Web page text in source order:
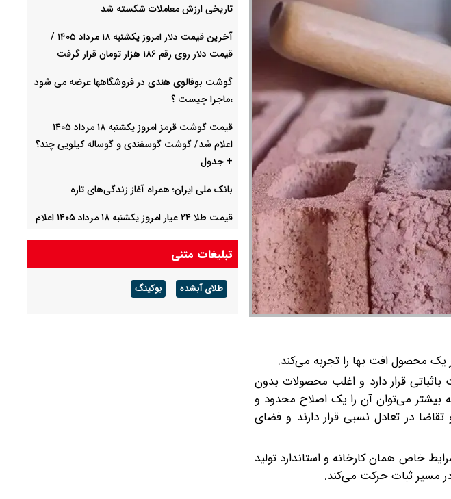
مجموع در وضعیت باثباتی قرار دارد و اغلب محصولات بدون
مشخص افت حدود ۲۰۰۰ تومانی ثبت شده که بیشتر می‌توان آن را یک اصلاح محدود و
در تعادل نسبی قرار دارند و فضای
خاص همان کارخانه و استاندارد تولید
در مسیر ثبات حرکت می‌کند.
تاریخی ارزش معاملات شکسته شد
آخرین قیمت دلار امروز یکشنبه ۱۸ مرداد ۱۴۰۵ /
قیمت دلار روی رقم ۱۸۶ هزار تومان قرار گرفت
گوشت بوفالوی هندی در فروشگاهها عرضه می شود
،ماجرا چیست ؟
قیمت گوشت قرمز امروز یکشنبه ۱۸ مرداد ۱۴۰۵
اعلام شد/ گوشت گوسفندی و گوساله کیلویی چند؟
+ جدول
بانک ملی ایران؛ همراه آغاز زندگی‌های تازه
قیمت طلا ۲۴ عیار امروز یکشنبه ۱۸ مرداد ۱۴۰۵ اعلام
شد/ طلا پایین آمد
تبلیغات متنی
طلای آبشده بوکینگ